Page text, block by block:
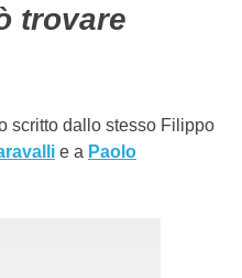
trovare
scritto dallo stesso Filippo
e a Paolo